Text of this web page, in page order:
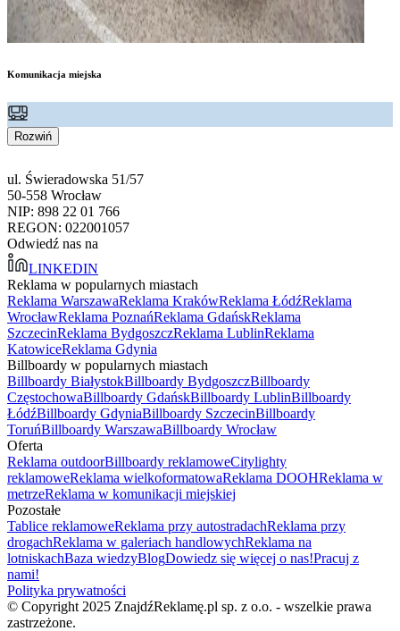
Komunikacja miejska
Rozwiń
ul. Świeradowska 51/57
50-558 Wrocław
NIP: 898 22 01 766
REGON: 022001057
Odwiedź nas na
LINKEDIN
Reklama w popularnych miastach
Reklama WarszawaReklama KrakówReklama ŁódźReklama
WrocławReklama PoznańReklama GdańskReklama
SzczecinReklama BydgoszczReklama LublinReklama
KatowiceReklama Gdynia
Billboardy w popularnych miastach
Billboardy BiałystokBillboardy BydgoszczBillboardy
CzęstochowaBillboardy GdańskBillboardy LublinBillboardy
ŁódźBillboardy GdyniaBillboardy SzczecinBillboardy
ToruńBillboardy WarszawaBillboardy Wrocław
Oferta
Reklama outdoorBillboardy reklamoweCitylighty
reklamoweReklama wielkoformatowaReklama DOOHReklama w
metrzeReklama w komunikacji miejskiej
Pozostałe
Tablice reklamoweReklama przy autostradachReklama przy
drogachReklama w galeriach handlowychReklama na
lotniskachBaza wiedzyBlogDowiedz się więcej o nas!Pracuj z
nami!
Polityka prywatności
© Copyright 2025 ZnajdźReklamę.pl sp. z o.o. - wszelkie prawa
zastrzeżone.